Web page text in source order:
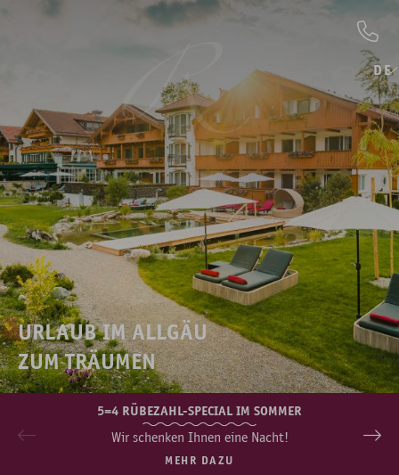
DE
URLAUB IM ALLGÄU
ZUM TRÄUMEN
5=4 RÜBEZAHL-SPECIAL IM SOMMER
Wir schenken Ihnen eine Nacht!
MEHR DAZU